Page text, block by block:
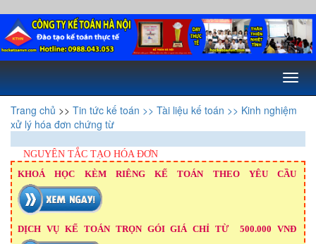
Toggle
Trang chủ >> Tin tức kế toán >> Tài liệu kế toán >> Kinh nghiệm
xử lý hóa đơn chứng từ
NGUYÊN TẮC TẠO HÓA ĐƠN
KHOÁ HỌC KÈM RIÊNG KẾ TOÁN THEO YÊU CẦU
DỊCH VỤ KẾ TOÁN TRỌN GÓI GIÁ CHỈ TỪ 500.000 VNĐ